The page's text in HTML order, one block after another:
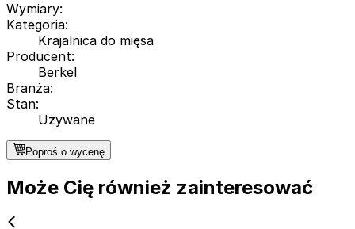
Wymiary:
Kategoria:
Krajalnica do mięsa
Producent:
Berkel
Branża:
Stan:
Używane
Poproś o wycenę
Może Cię również zainteresować